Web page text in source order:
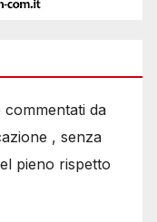
da
, senza
pieno rispetto